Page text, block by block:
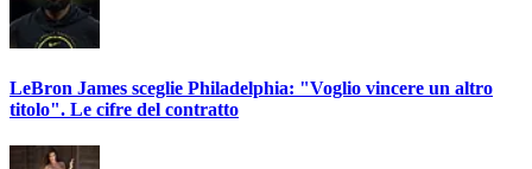
LeBron James sceglie Philadelphia: "Voglio vincere un altro
titolo". Le cifre del contratto